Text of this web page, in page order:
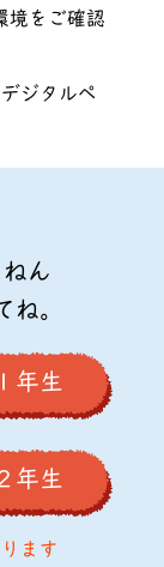
境をご確認
ジタルペ
ん
。
年生
年生
ます